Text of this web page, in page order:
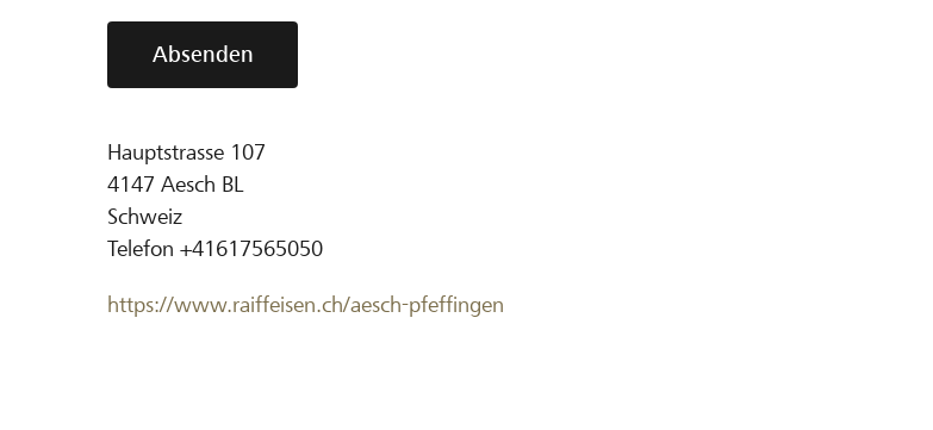
Absenden
Hauptstrasse 107
4147 Aesch BL
Schweiz
Telefon +41617565050
https://www.raiffeisen.ch/aesch-pfeffingen